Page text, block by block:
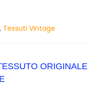
, Tessuti Vintage